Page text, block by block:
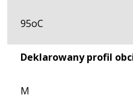
95oC
Deklarowany profil
M